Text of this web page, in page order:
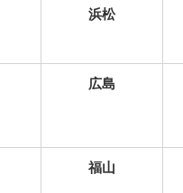
浜松
広島
福山